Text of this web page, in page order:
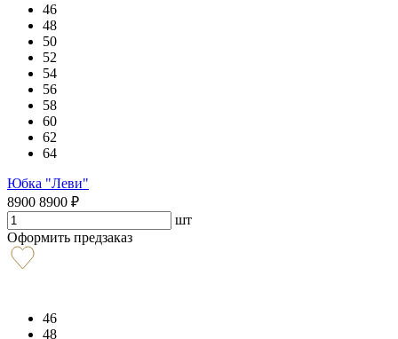
46
48
50
52
54
56
58
60
62
64
Юбка "Леви"
8900 8900 ₽
шт
Оформить предзаказ
46
48